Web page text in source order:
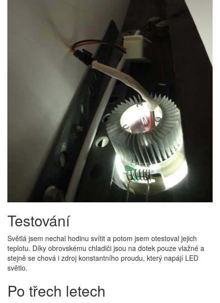
Testování
Světlá jsem nechal hodinu svítit a potom jsem otestoval jejich
teplotu. Díky obrovskému chladiči jsou na dotek pouze vlažné a
stejně se chová i zdroj konstantního proudu, který napájí LED
světlo.
Po třech letech